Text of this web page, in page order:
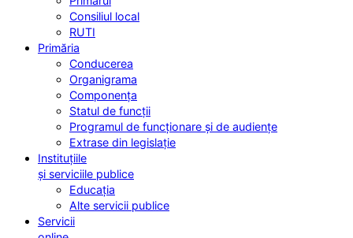
Consiliul local
RUTI
Primăria
Conducerea
Organigrama
Componența
Statul de funcții
Programul de funcționare și de audiențe
Extrase din legislație
Instituțiile
și serviciile publice
Educația
Alte servicii publice
Servicii